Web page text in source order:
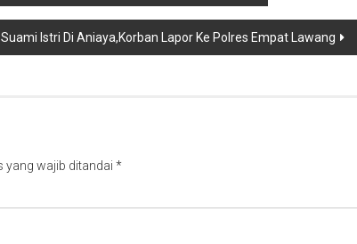
Suami Istri Di Aniaya,Korban Lapor Ke Polres Empat Lawang
yang wajib ditandai *